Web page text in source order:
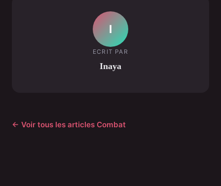
I
ECRIT PAR
Inaya
← Voir tous les articles Combat